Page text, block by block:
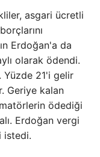
asgari ücretli
Erdoğan'a da
olarak ödendi.
Yüzde 21'i gelir
Geriye kalan
ödediği
Erdoğan vergi
istedi.